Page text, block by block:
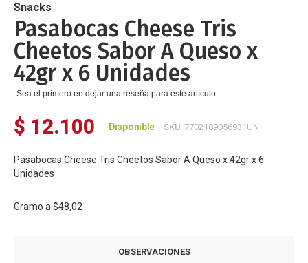
de
la
galería
de
imágenes
Snacks
Pasabocas Cheese Tris
Cheetos Sabor A Queso x
42gr x 6 Unidades
Sea el primero en dejar una reseña para este artículo
$ 12.100 Disponible SKU 7702189056931UN
Pasabocas Cheese Tris Cheetos Sabor A Queso x 42gr x 6
Unidades
Gramo a $48,02
OBSERVACIONES